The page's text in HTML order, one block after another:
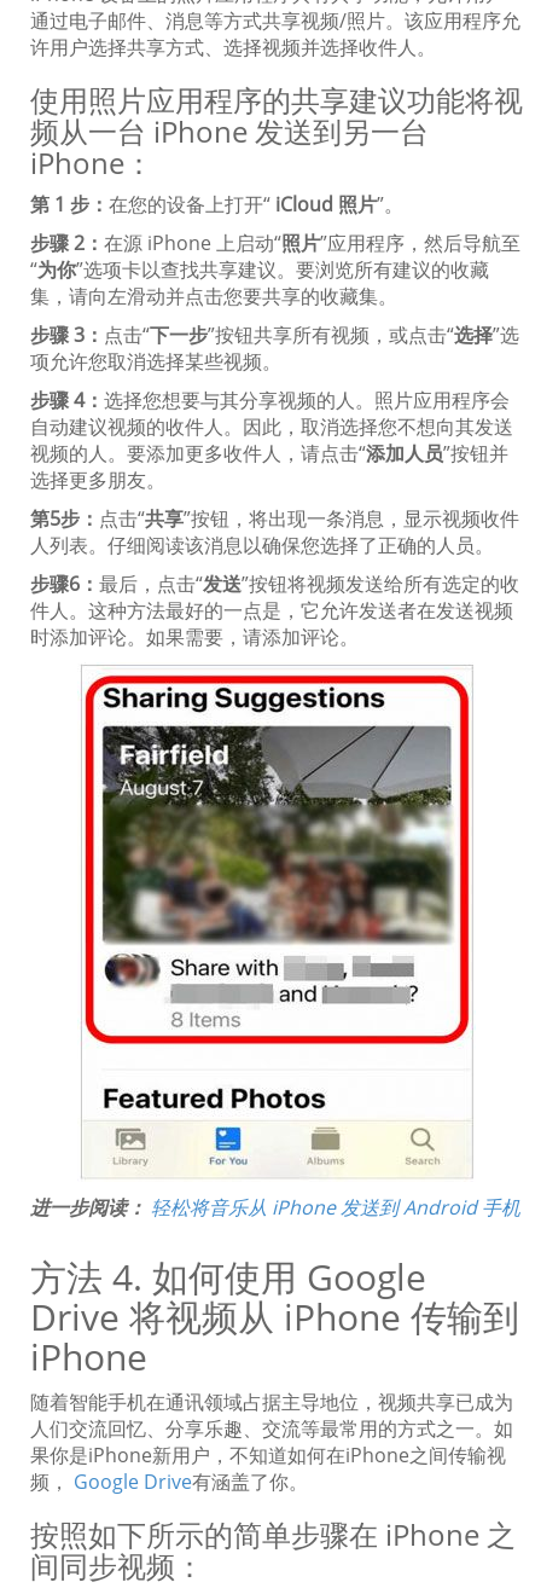
通过电子邮件、消息等方式共享视频/照片。该应用程序允
许用户选择共享方式、选择视频并选择收件人。
使用照片应用程序的共享建议功能将视
频从一台 iPhone 发送到另一台
iPhone：
第 1 步： 在您的设备上打开“ iCloud 照片”。
步骤 2： 在源 iPhone 上启动“照片”应用程序，然后导航至
“为你”选项卡以查找共享建议。要浏览所有建议的收藏
集，请向左滑动并点击您要共享的收藏集。
步骤 3： 点击“下一步”按钮共享所有视频，或点击“选择”选
项允许您取消选择某些视频。
步骤 4： 选择您想要与其分享视频的人。照片应用程序会
自动建议视频的收件人。因此，取消选择您不想向其发送
视频的人。要添加更多收件人，请点击“添加人员”按钮并
选择更多朋友。
第5步： 点击“共享”按钮，将出现一条消息，显示视频收件
人列表。仔细阅读该消息以确保您选择了正确的人员。
步骤6： 最后，点击“发送”按钮将视频发送给所有选定的收
件人。这种方法最好的一点是，它允许发送者在发送视频
时添加评论。如果需要，请添加评论。
进一步阅读： 轻松将音乐从 iPhone 发送到 Android 手机
方法 4. 如何使用 Google
Drive 将视频从 iPhone 传输到
iPhone
随着智能手机在通讯领域占据主导地位，视频共享已成为
人们交流回忆、分享乐趣、交流等最常用的方式之一。如
果你是iPhone新用户，不知道如何在iPhone之间传输视
频， Google Drive有涵盖了你。
按照如下所示的简单步骤在 iPhone 之
间同步视频：